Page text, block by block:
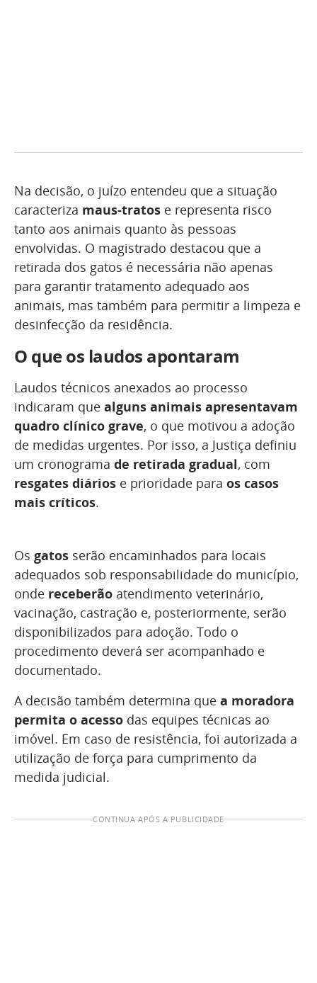
Na decisão, o juízo entendeu que a situação
caracteriza maus-tratos e representa risco
tanto aos animais quanto às pessoas
envolvidas. O magistrado destacou que a
retirada dos gatos é necessária não apenas
para garantir tratamento adequado aos
animais, mas também para permitir a limpeza e
desinfecção da residência.
O que os laudos apontaram
Laudos técnicos anexados ao processo
indicaram que alguns animais apresentavam
quadro clínico grave, o que motivou a adoção
de medidas urgentes. Por isso, a Justiça definiu
um cronograma de retirada gradual, com
resgates diários e prioridade para os casos
mais críticos.
Os gatos serão encaminhados para locais
adequados sob responsabilidade do município,
onde receberão atendimento veterinário,
vacinação, castração e, posteriormente, serão
disponibilizados para adoção. Todo o
procedimento deverá ser acompanhado e
documentado.
A decisão também determina que a moradora
permita o acesso das equipes técnicas ao
imóvel. Em caso de resistência, foi autorizada a
utilização de força para cumprimento da
medida judicial.
CONTINUA APÓS A PUBLICIDADE